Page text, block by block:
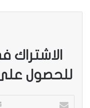
الاشتراك
للحصول على